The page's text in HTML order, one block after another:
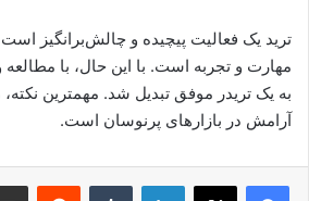
ترید یک فعالیت پیچیده و چالش‌برانگیز است
مهارت و تجربه است. با این حال، با
به یک تریدر موفق تبدیل شد. مهمترین
آرامش در بازارهای پرنوسان است.
لینکدین ‫تامبلر ‫رددیت